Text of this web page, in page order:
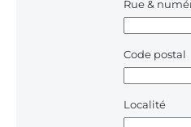
Rue &
Code postal
Localité